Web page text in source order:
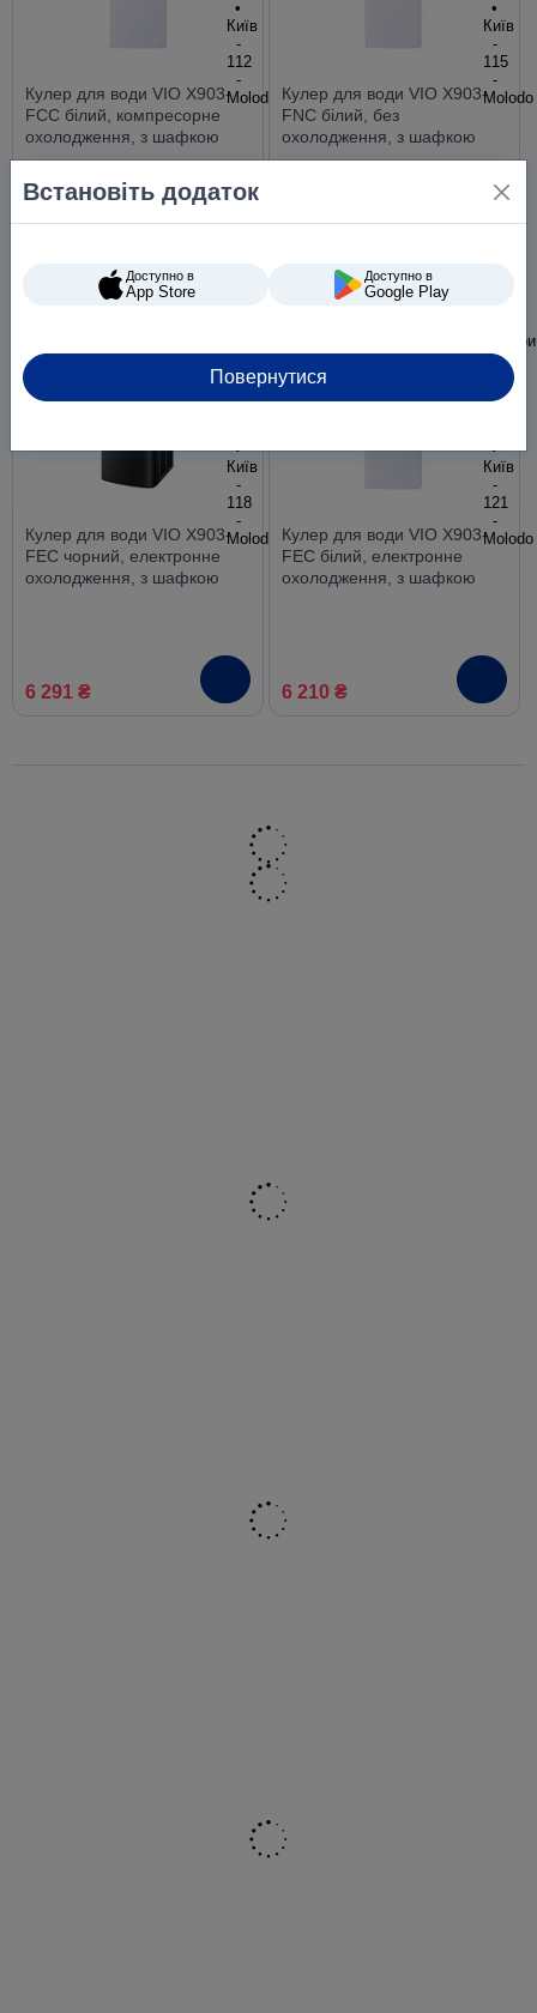
Кулер для води VIO X903-
FCС білий, компресорне
охолодження, з шафкою
Кулер для води VIO X903-
FNC білий, без
охолодження, з шафкою
Кулер для води VIO X903-
FEC чорний, електронне
охолодження, з шафкою
6 291 ₴
Кулер для води VIO X903-
FEC білий, електронне
охолодження, з шафкою
6 210 ₴
Встановіть додаток
Доступно в
App Store
Доступно в
Google Play
Повернутися